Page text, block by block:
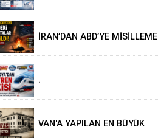
İRAN’DAN ABD’YE MİSİLLEME
.
VAN'A YAPILAN EN BÜYÜK